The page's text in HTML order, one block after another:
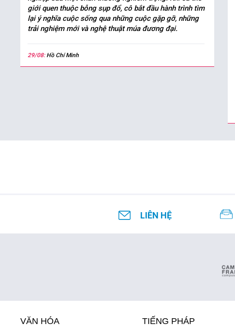
giới quen thuộc bỗng sụp đổ, cô bắt đầu hành trình tìm
lại ý nghĩa cuộc sống qua những cuộc gặp gỡ, những
trải nghiệm mới và nghệ thuật múa đương đại.
29/08: Hồ Chí Minh
LIÊN HỆ
VĂN HÓA TIẾNG PHÁP